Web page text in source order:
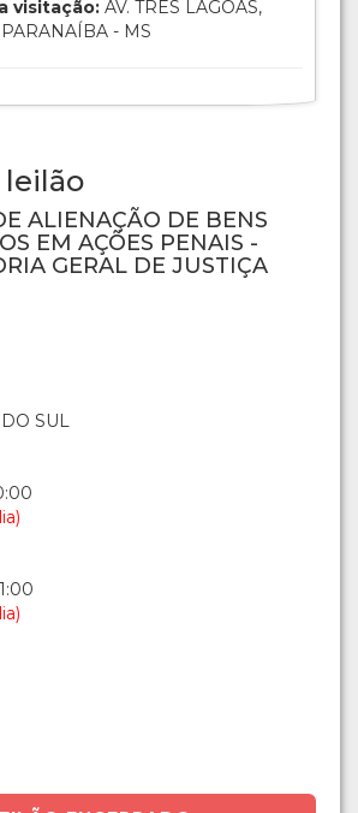
visitação: AV. TRES LAGOAS,
- MS
leilão
ALIENAÇÃO DE BENS
EM AÇÕES PENAIS -
GERAL DE JUSTIÇA
SUL